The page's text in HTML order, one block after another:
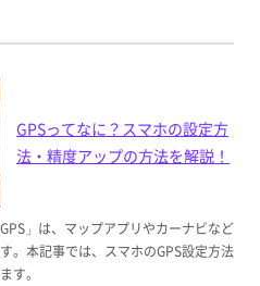
GPSってなに？スマホの設定方
法・精度アップの方法を解説！
」は、マップアプリやカーナビなど
。本記事では、スマホのGPS設定方法
す。